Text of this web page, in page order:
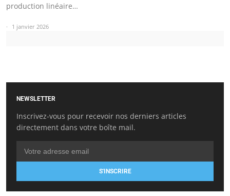
production linéaire…
1 janvier 2026
NEWSLETTER
Inscrivez-vous pour recevoir nos derniers articles
directement dans votre boîte mail.
S'INSCRIRE